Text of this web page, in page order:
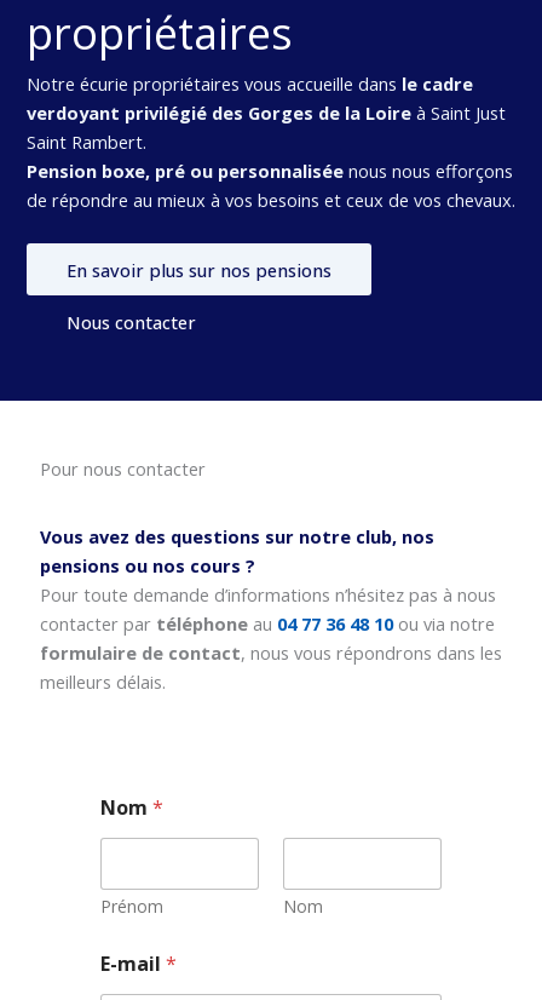
propriétaires
Notre écurie propriétaires vous accueille dans le cadre
verdoyant privilégié des Gorges de la Loireà Saint Just
Saint Rambert.
Pension boxe, pré ou personnaliséenous nous efforçons
de répondre au mieux à vos besoins et ceux de vos chevaux.
En savoir plus sur nos pensions
Nous contacter
Pour nous contacter
Vous avez des questions sur notre club, nos
pensions ou nos cours ?
Pour toute demande d’informations n’hésitez pas à nous
contacter par téléphoneau 04 77 36 48 10 ou via notre
formulaire de contact, nous vous répondrons dans les
meilleurs délais.
Nom*
Prénom Nom
-
m
E-mail*